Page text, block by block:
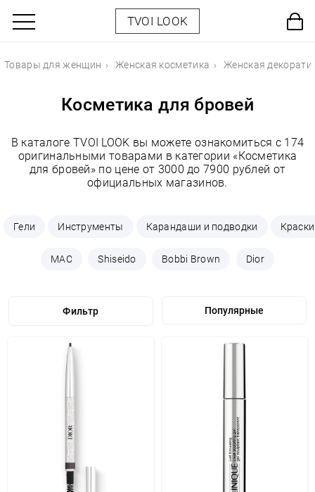
TVOI LOOK
Товары для женщин Женская косметика Женская
Косметика для бровей
В каталоге TVOI LOOK вы можете ознакомиться с 174
оригинальными товарами в категории «Косметика
для бровей» по цене от 3000 до 7900 рублей от
официальных магазинов.
Гели Инструменты Карандаши и подводки
MAC Shiseido Bobbi Brown Dior
Фильтр